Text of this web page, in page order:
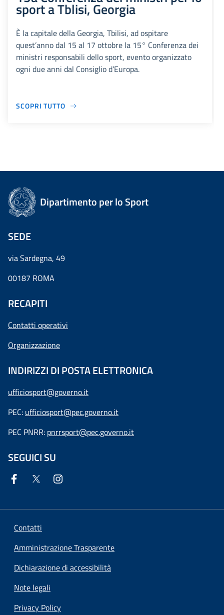
sport a Tblisi, Georgia
È la capitale della Georgia, Tbilisi, ad ospitare
quest’anno dal 15 al 17 ottobre la 15° Conferenza dei
ministri responsabili dello sport, evento organizzato
ogni due anni dal Consiglio d’Europa.
SCOPRI TUTTO
Dipartimento per lo Sport
SEDE
via Sardegna, 49
00187 ROMA
RECAPITI
Contatti operativi
Organizzazione
INDIRIZZI DI POSTA ELETTRONICA
ufficiosport@governo.it
PEC: ufficiosport@pec.governo.it
PEC PNRR: pnrrsport@pec.governo.it
SEGUICI SU
Contatti
Amministrazione Trasparente
Dichiarazione di accessibilità
Note legali
Privacy Policy